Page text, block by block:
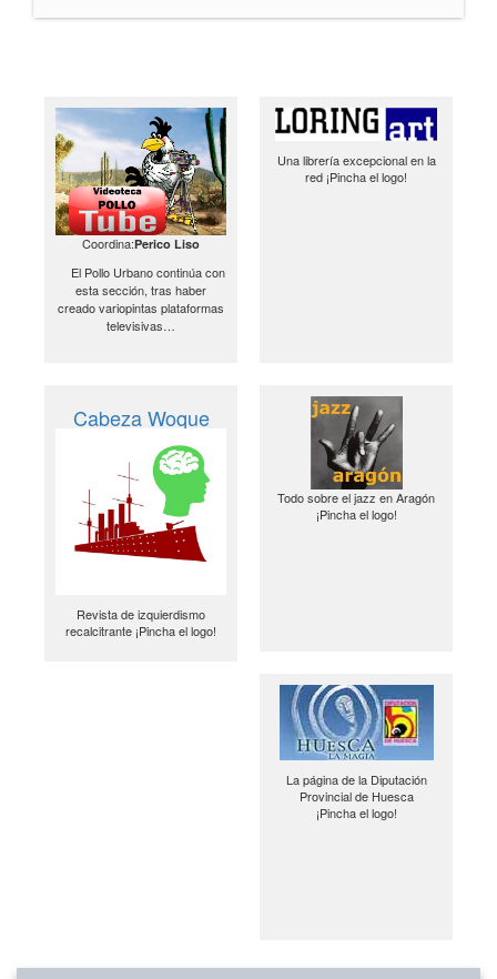
Coordina:Perico Liso
El Pollo Urbano continúa con
esta sección, tras haber
creado variopintas plataformas
televisivas…
Una librería excepcional en la
red ¡Pincha el logo!
Cabeza Woque
Revista de izquierdismo
recalcitrante ¡Pincha el logo!
Todo sobre el jazz en Aragón
¡Pincha el logo!
La página de la Diputación
Provincial de Huesca
¡Pincha el logo!